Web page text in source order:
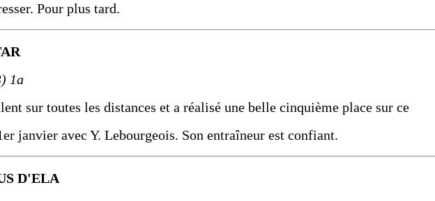
Pour plus tard.
1a
sur toutes les distances et a réalisé une belle cinquième place sur ce
janvier avec Y. Lebourgeois. Son entraîneur est confiant.
D'ELA